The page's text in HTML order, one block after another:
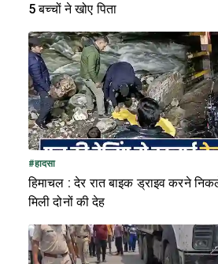
5 बच्चों ने खोए पिता
#हादसा
हिमाचल : देर रात बाइक ड्राइव करने
मिली दोनों की देह